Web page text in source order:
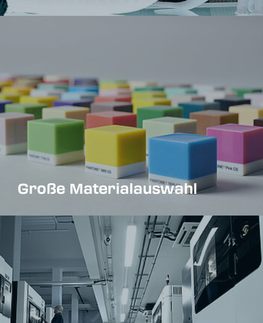
Große Materialauswahl